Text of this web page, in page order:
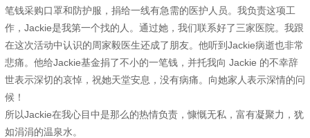
笔钱采购口罩和防护服，捐给一线有急需的医护人员。我负责这项工
作，Jackie是我第一个找的人。通过她，我们联系好了三家医院。我跟
在这次活动中认识的周家毅医生还成了朋友。他听到Jackie病逝也非常
悲痛。他给Jackie基金捐了不小的一笔钱，并托我向 Jackie 的不幸辞
世表示深切的哀悼，祝她天堂安息，没有病痛。向她家人表示深情的问
候！
所以Jackie在我心目中是那么的热情负责，慷慨无私，富有凝聚力，犹
如涓涓的温泉水。